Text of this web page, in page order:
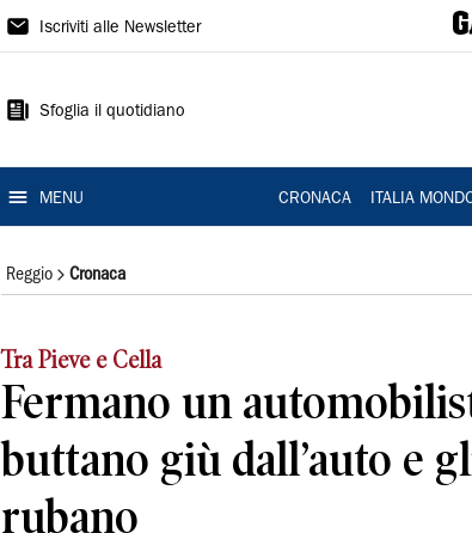
Gazzetta
Reggio
Iscriviti alle Newsletter
Sfoglia il quotidiano
MENU CRONACA ITALIA
Reggio Cronaca
Tra Pieve e Cella
Fermano un
buttano giù dall’auto e
rubano